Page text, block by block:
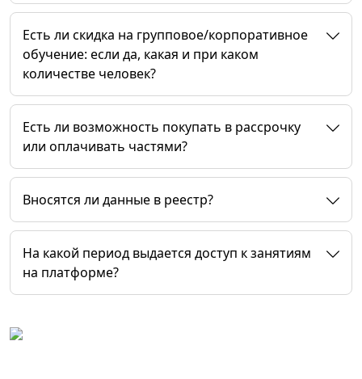
Есть ли скидка на групповое/корпоративное
обучение: если да, какая и при каком
количестве человек?
Есть ли возможность покупать в рассрочку
или оплачивать частями?
Вносятся ли данные в реестр?
На какой период выдается доступ к занятиям
на платформе?